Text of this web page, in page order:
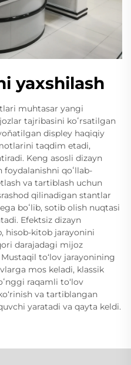
yaxshilash
muhtasar yangi
tajribasini koʻrsatilgan
displey haqiqiy
taqdim etadi,
Keng asosli dizayn
foydalanishni qoʻllab-
va tartiblash uchun
qilinadigan stantlar
boʻlib, sotib olish nuqtasi
Efektsiz dizayn
hisob-kitob jarayonini
darajadagi mijoz
to‘lov jarayonining
mos keladi, klassik
raqamli to‘lov
va tartiblangan
yaratadi va qayta keldi.